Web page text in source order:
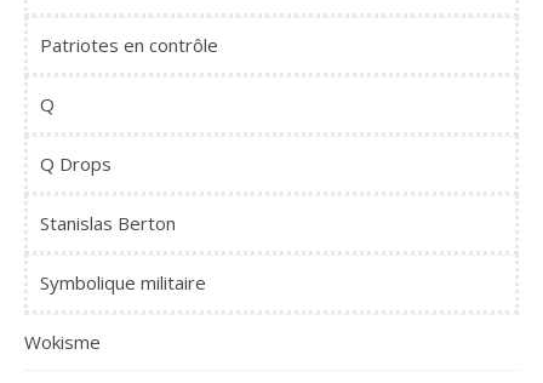
Patriotes en contrôle
Q
Q Drops
Stanislas Berton
Symbolique militaire
Wokisme